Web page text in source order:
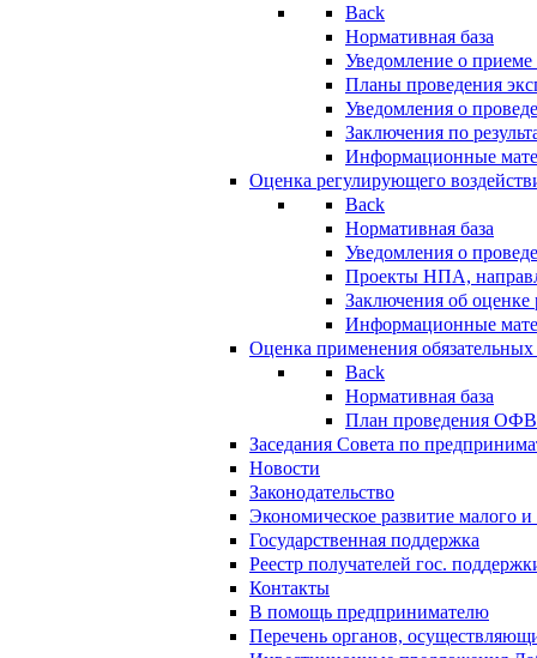
Back
Нормативная база
Уведомление о
Планы проведения
Уведомления о
Заключения по
Информационные
Оценка регулирующего
Back
Нормативная база
Уведомления о
Проекты НПА,
Заключения об
Информационные
Оценка применения
Back
Нормативная база
План проведения
Заседания Совета по
Новости
Законодательство
Экономическое развитие малого и
Государственная поддержка
Реестр получателей гос.
Контакты
В помощь предпринимателю
Перечень органов,